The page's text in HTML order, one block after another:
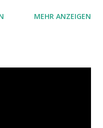
MEHR ANZEIGEN